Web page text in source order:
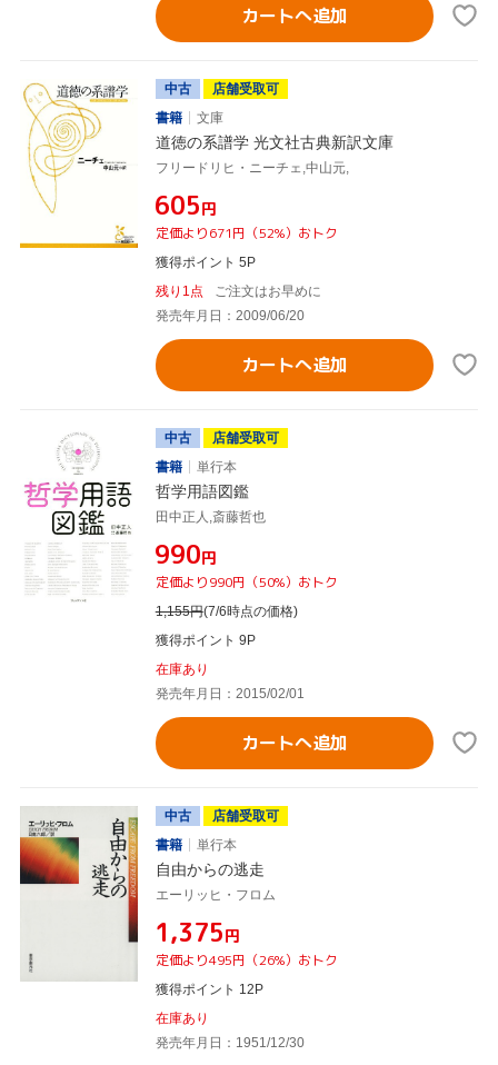
カートへ追加
中古
店舗受取可
書籍
文庫
道徳の系譜学 光文社古典新訳文庫
フリードリヒ・ニーチェ,中山元,
¥605円
定価より671円（52%）おトク
獲得ポイント 5P
残り1点
ご注文はお早めに
発売年月日：2009/06/20
カートへ追加
中古
店舗受取可
書籍
単行本
哲学用語図鑑
田中正人,斎藤哲也
¥990円
定価より990円（50%）おトク
1,155円(7/6時点の価格)
獲得ポイント 9P
在庫あり
発売年月日：2015/02/01
カートへ追加
中古
店舗受取可
書籍
単行本
自由からの逃走
エーリッヒ・フロム
¥1,375円
定価より495円（26%）おトク
獲得ポイント 12P
在庫あり
発売年月日：1951/12/30